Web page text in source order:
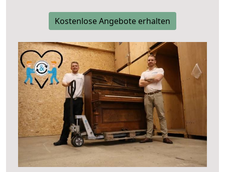
Kostenlose Angebote erhalten